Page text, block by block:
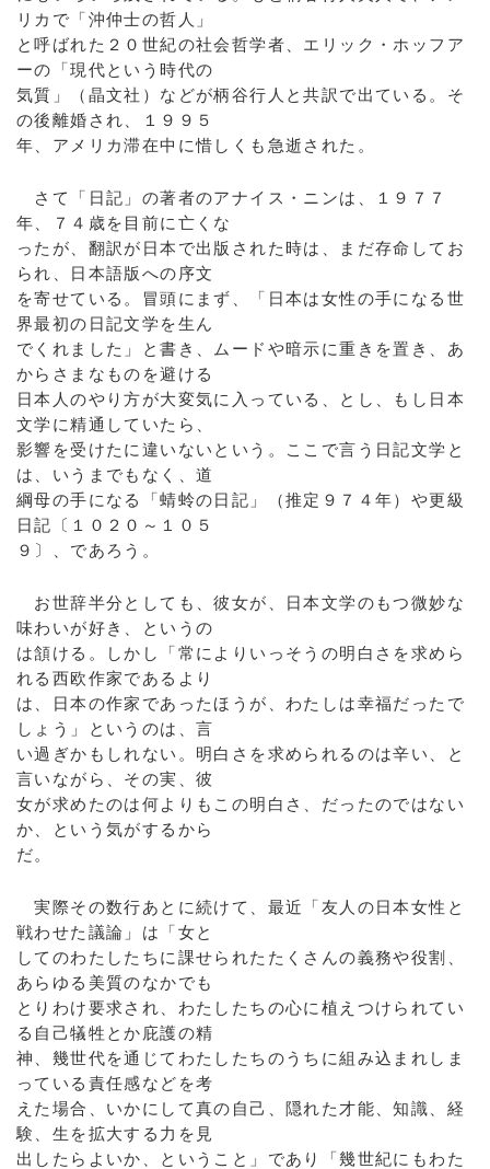
リカで「沖仲士の哲人」
と呼ばれた２０世紀の社会哲学者、エリック・ホッフア
ーの「現代という時代の
気質」（晶文社）などが柄谷行人と共訳で出ている。そ
の後離婚され、１９９５
年、アメリカ滞在中に惜しくも急逝された。
さて「日記」の著者のアナイス・ニンは、１９７７
年、７４歳を目前に亡くな
ったが、翻訳が日本で出版された時は、まだ存命してお
られ、日本語版への序文
を寄せている。冒頭にまず、「日本は女性の手になる世
界最初の日記文学を生ん
でくれました」と書き、ムードや暗示に重きを置き、あ
からさまなものを避ける
日本人のやり方が大変気に入っている、とし、もし日本
文学に精通していたら、
影響を受けたに違いないという。ここで言う日記文学と
は、いうまでもなく、道
綱母の手になる「蜻蛉の日記」（推定９７４年）や更級
日記〔１０２０～１０５
９〕、であろう。
お世辞半分としても、彼女が、日本文学のもつ微妙な
味わいが好き、というの
は頷ける。しかし「常によりいっそうの明白さを求めら
れる西欧作家であるより
は、日本の作家であったほうが、わたしは幸福だったで
しょう」というのは、言
い過ぎかもしれない。明白さを求められるのは辛い、と
言いながら、その実、彼
女が求めたのは何よりもこの明白さ、だったのではない
か、という気がするから
だ。
実際その数行あとに続けて、最近「友人の日本女性と
戦わせた議論」は「女と
してのわたしたちに課せられたたくさんの義務や役割、
あらゆる美質のなかでも
とりわけ要求され、わたしたちの心に植えつけられてい
る自己犠牲とか庇護の精
神、幾世代を通じてわたしたちのうちに組み込まれしま
っている責任感などを考
えた場合、いかにして真の自己、隠れた才能、知識、経
験、生を拡大する力を見
出したらよいか、ということ」であり「幾世紀にもわた